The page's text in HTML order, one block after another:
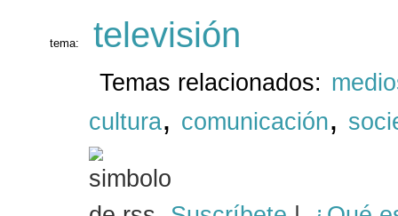
tema: televisión
Temas relacionados:
cultura, comunicación,